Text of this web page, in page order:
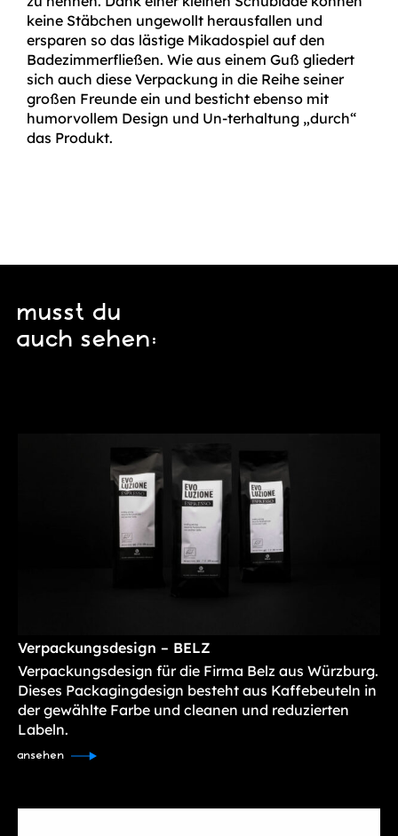
keine Stäbchen ungewollt herausfallen und
ersparen so das lästige Mikadospiel auf den
Badezimmerfließen. Wie aus einem Guß gliedert
sich auch diese Verpackung in die Reihe seiner
großen Freunde ein und besticht ebenso mit
humorvollem Design und Un-terhaltung „durch“
das Produkt.
musst du
auch sehen:
Verpackungsdesign – BELZ
Verpackungsdesign für die Firma Belz aus Würzburg.
Dieses Packagingdesign besteht aus Kaffebeuteln in
der gewählte Farbe und cleanen und reduzierten
Labeln.
ansehen